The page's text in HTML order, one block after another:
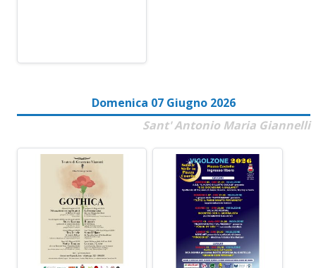
Domenica 07 Giugno 2026
Sant' Antonio Maria Giannelli